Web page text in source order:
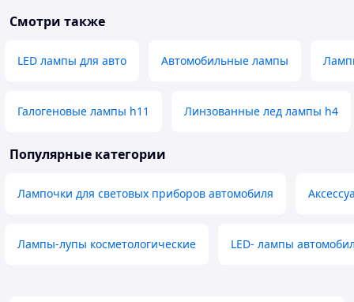
Смотри также
LED лампы для авто Автомобильные лампы
Галогеновые лампы h11 Линзованные лед лампы h4
Популярные категории
Лампочки для световых приборов автомобиля
Лампы-лупы косметологические LED- лампы